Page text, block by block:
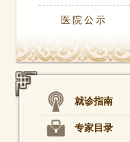
医院公示
就诊指南
专家目录